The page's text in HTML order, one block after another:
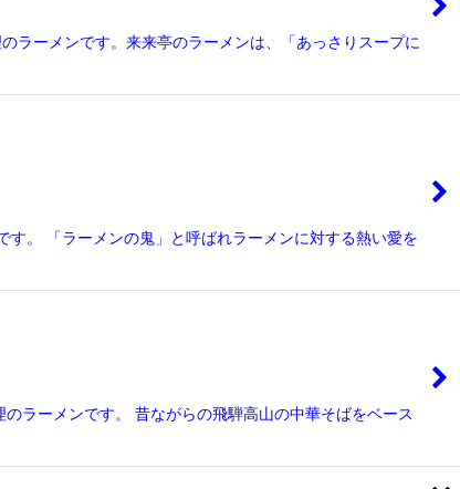
ラーメンです。来来亭のラーメンは、「あっさりスープに
。 「ラーメンの鬼」と呼ばれラーメンに対する熱い愛を
ラーメンです。 昔ながらの飛騨高山の中華そばをベース